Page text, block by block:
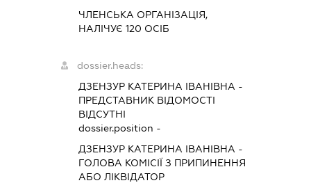
ЧЛЕНСЬКА ОРГАНІЗАЦІЯ,
НАЛІЧУЄ 120 ОСІБ
dossier.heads:
ДЗЕНЗУР КАТЕРИНА ІВАНІВНА -
ПРЕДСТАВНИК ВІДОМОСТІ
ВІДСУТНІ
dossier.position -
ДЗЕНЗУР КАТЕРИНА ІВАНІВНА -
ГОЛОВА КОМІСІЇ З ПРИПИНЕННЯ
АБО ЛІКВІДАТОР